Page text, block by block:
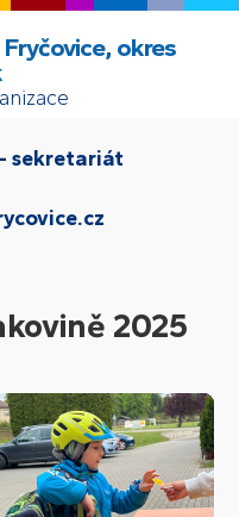
okres
sekretariát
2025